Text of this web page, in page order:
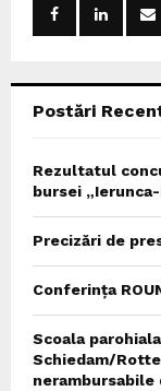
Postări
Rezultatul
bursei
Precizări de
Conferința
Scoala
Schiedam/